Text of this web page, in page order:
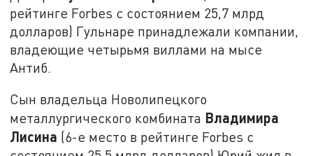
рейтинге Forbes с состоянием 25,7 млрд
долларов) Гульнаре принадлежали компании,
владеющие четырьмя виллами на мысе
Антиб.
Сын владельца Новолипецкого
металлургического комбината Владимира
Лисина (6-е место в рейтинге Forbes с